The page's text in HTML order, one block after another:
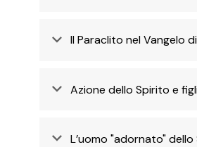
Il Paraclito nel Vangelo
Azione dello Spirito e
L’uomo "adornato"